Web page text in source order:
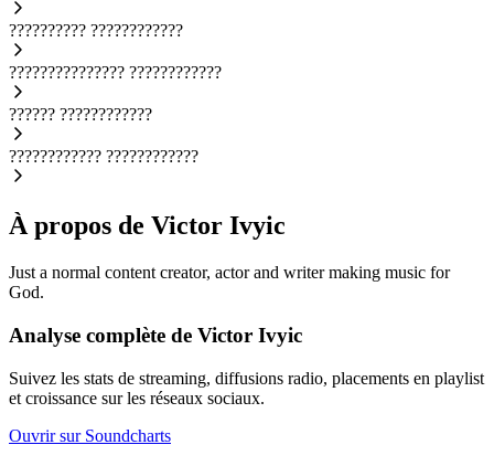
?????????? ????????????
??????????????? ????????????
?????? ????????????
???????????? ????????????
À propos de Victor Ivyic
Just a normal content creator, actor and writer making music for
God.
Analyse complète de Victor Ivyic
Suivez les stats de streaming, diffusions radio, placements en playlist
et croissance sur les réseaux sociaux.
Ouvrir sur Soundcharts